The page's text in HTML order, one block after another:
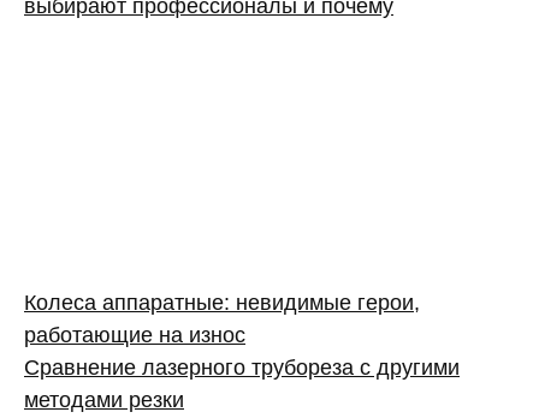
выбирают профессионалы и почему
Колеса аппаратные: невидимые герои,
работающие на износ
Сравнение лазерного трубореза с другими
методами резки